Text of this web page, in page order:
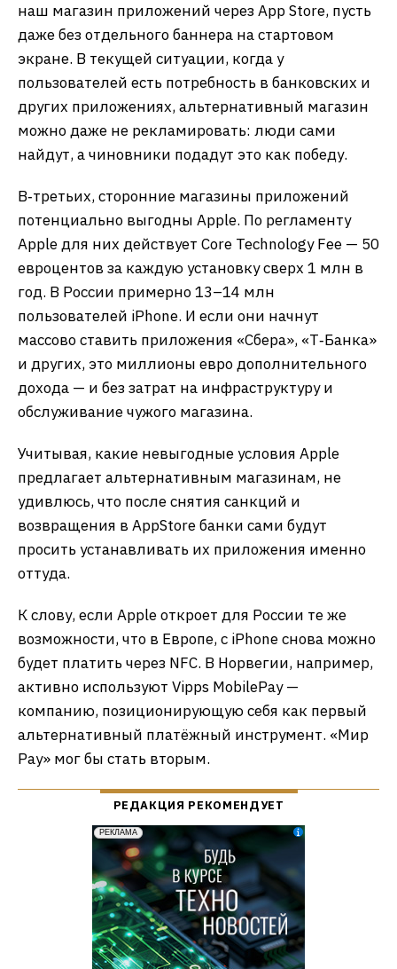
наш магазин приложений через App Store, пусть
даже без отдельного баннера на стартовом
экране. В текущей ситуации, когда у
пользователей есть потребность в банковских и
других приложениях, альтернативный магазин
можно даже не рекламировать: люди сами
найдут, а чиновники подадут это как победу.
В‑третьих, сторонние магазины приложений
потенциально выгодны Apple. По регламенту
Apple для них действует Core Technology Fee — 50
евроцентов за каждую установку сверх 1 млн в
год. В России примерно 13–14 млн
пользователей iPhone. И если они начнут
массово ставить приложения «Сбера», «Т‑Банка»
и других, это миллионы евро дополнительного
дохода — и без затрат на инфраструктуру и
обслуживание чужого магазина.
Учитывая, какие невыгодные условия Apple
предлагает альтернативным магазинам, не
удивлюсь, что после снятия санкций и
возвращения в AppStore банки сами будут
просить устанавливать их приложения именно
оттуда.
К слову, если Apple откроет для России те же
возможности, что в Европе, с iPhone снова можно
будет платить через NFC. В Норвегии, например,
активно используют Vipps MobilePay —
компанию, позиционирующую себя как первый
альтернативный платёжный инструмент. «Мир
Pay» мог бы стать вторым.